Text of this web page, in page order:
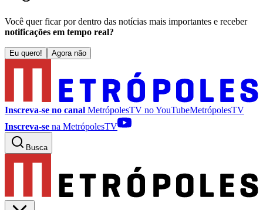
Você quer ficar por dentro das notícias mais importantes e receber
notificações em tempo real?
Eu quero! Agora não
Inscreva-se no canal MetrópolesTV noYouTubeMetrópolesTV
Inscreva-se na MetrópolesTV
Busca